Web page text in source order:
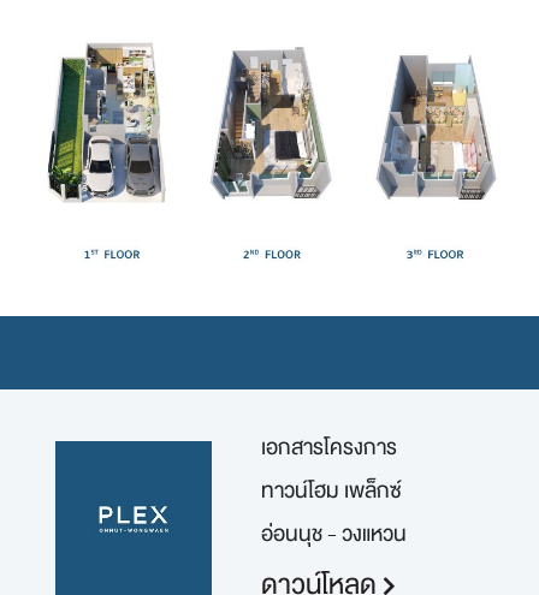
เอกสารโครงการ
ทาวน์โฮม เพล็กซ์
อ่อนนุช - วงแหวน
ดาวน์โหลด